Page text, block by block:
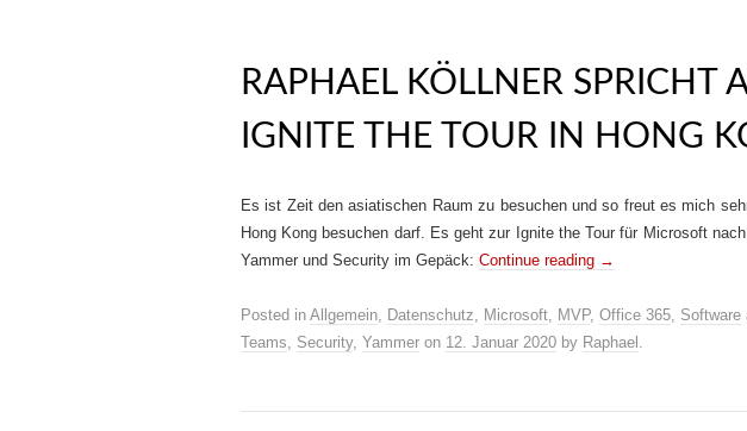
RAPHAEL KÖLLNER SPRICHT
IGNITE THE TOUR IN HONG
Es ist Zeit den asiatischen Raum zu besuchen und so freut es mich
Hong Kong besuchen darf. Es geht zur Ignite the Tour für Microsoft
Yammer und Security im Gepäck: Continue reading →
Posted in Allgemein, Datenschutz, Microsoft, MVP, Office 365, Software
Teams, Security, Yammer on 12. Januar 2020 by Raphael .